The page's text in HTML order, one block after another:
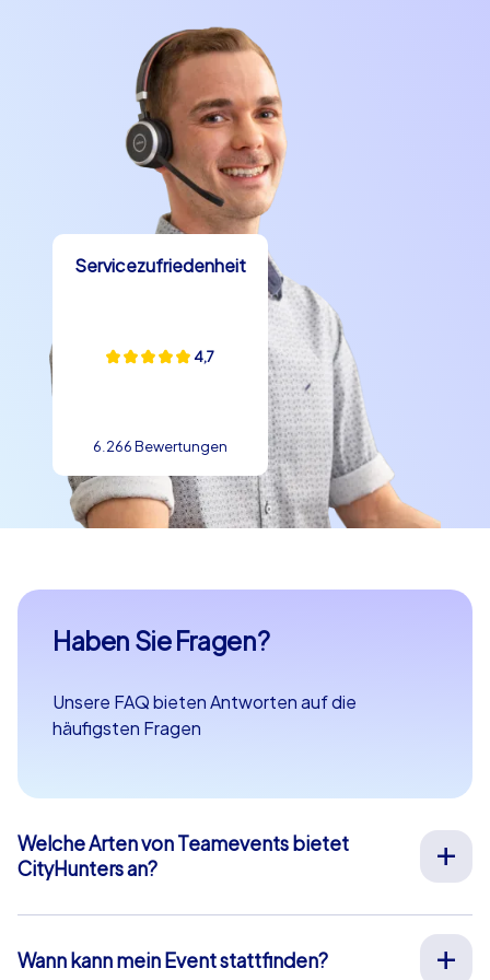
Servicezufriedenheit
4,7
6.266 Bewertungen
Haben Sie Fragen?
Unsere FAQ bieten Antworten auf die
häufigsten Fragen
Welche Arten von Teamevents bietet
CityHunters an?
Teambuilding, Betriebsausflüge, Weihnachtsfeiern und
mehr an Ihrem Wunschort in ganz Europa an. Unsere
Events werden von erfahrenen Guides durchgeführt,
Wann kann mein Event stattfinden?